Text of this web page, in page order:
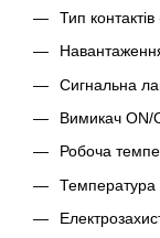
Тип контактів
Сигнальна
Вимикач ON/
Робоча
Температура